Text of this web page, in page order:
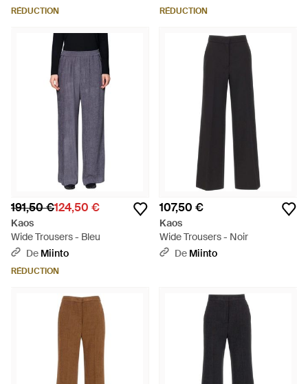
RÉDUCTION RÉDUCTION
191,50 €124,50 €
Kaos
Wide Trousers - Bleu
De Miinto
RÉDUCTION
107,50 €
Kaos
Wide Trousers - Noir
De Miinto